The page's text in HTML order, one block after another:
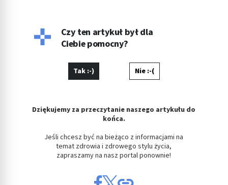
Czy ten artykuł był dla
Ciebie pomocny?
Tak :-) Nie :-(
Dziękujemy za przeczytanie naszego artykułu do
końca.
Jeśli chcesz być na bieżąco z informacjami na
temat zdrowia i zdrowego stylu życia,
zapraszamy na nasz portal ponownie!